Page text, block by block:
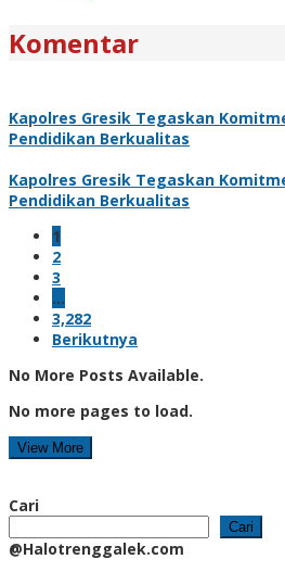
Komentar
Kapolres Gresik Tegaskan
Pendidikan Berkualitas
Kapolres Gresik Tegaskan
Pendidikan Berkualitas
1
2
3
…
3,282
Berikutnya
No More Posts Available.
No more pages to load.
View More
Cari
Cari
@Halotrenggalek.com